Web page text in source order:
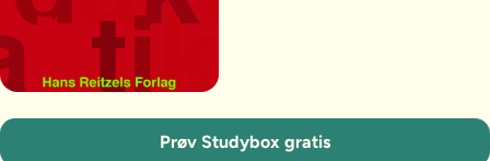
Prøv Studybox gratis